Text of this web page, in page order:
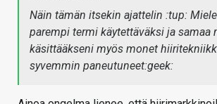
Näin tämän itsekin ajattelin :tup:
parempi termi käytettäväksi ja samaa
käsittääkseni myös monet
syvemmin paneutuneet:geek: